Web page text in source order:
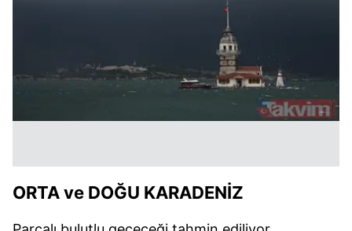
ORTA ve DOĞU KARADENİZ